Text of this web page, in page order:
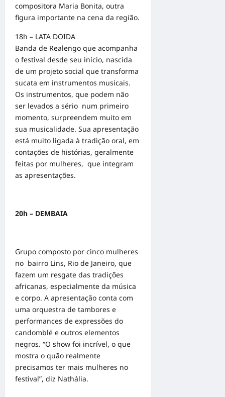
compositora Maria Bonita, outra
figura importante na cena da região.
18h – LATA DOIDA
Banda de Realengo que acompanha
o festival desde seu início, nascida
de um projeto social que transforma
sucata em instrumentos musicais.
Os instrumentos, que podem não
ser levados a sério num primeiro
momento, surpreendem muito em
sua musicalidade. Sua apresentação
está muito ligada à tradição oral, em
contações de histórias, geralmente
feitas por mulheres, que integram
as apresentações.
20h – DEMBAIA
Grupo composto por cinco mulheres
no bairro Lins, Rio de Janeiro, que
fazem um resgate das tradições
africanas, especialmente da música
e corpo. A apresentação conta com
uma orquestra de tambores e
performances de expressões do
candomblé e outros elementos
negros. “O show foi incrível, o que
mostra o quão realmente
precisamos ter mais mulheres no
festival”, diz Nathália.